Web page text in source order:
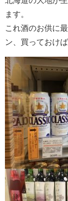
ます。
これ酒のお供に
ン、買っておけ